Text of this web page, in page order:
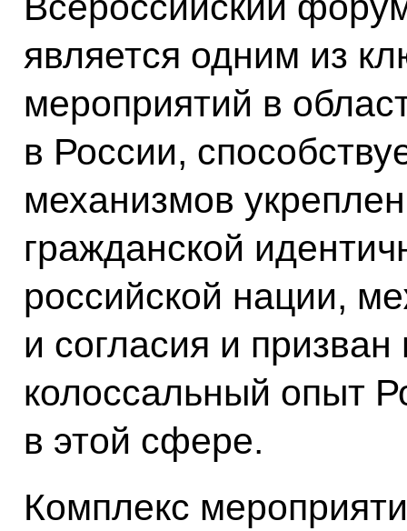
является одним из
мероприятий в
в России,
механизмов
гражданской
российской нации,
и согласия и
колоссальный опыт
в этой сфере.
Комплекс